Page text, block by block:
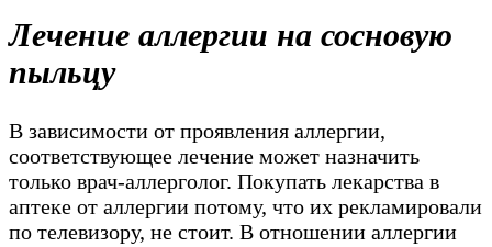
Лечение аллергии на сосновую
пыльцу
В зависимости от проявления аллергии,
соответствующее лечение может назначить
только врач-аллерголог. Покупать лекарства в
аптеке от аллергии потому, что их рекламировали
по телевизору, не стоит. В отношении аллергии